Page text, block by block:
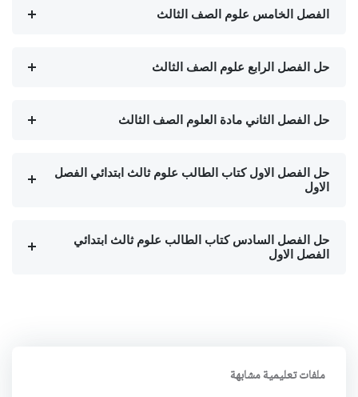
الفصل الخامس علوم الصف الثالث
حل الفصل الرابع علوم الصف الثالث
حل الفصل الثاني مادة العلوم الصف الثالث
حل الفصل الاول كتاب الطالب علوم ثالث ابتدائي الفصل
الاول
حل الفصل السادس كتاب الطالب علوم ثالث ابتدائي
الفصل الاول
ملفات تعليمية مشابهة